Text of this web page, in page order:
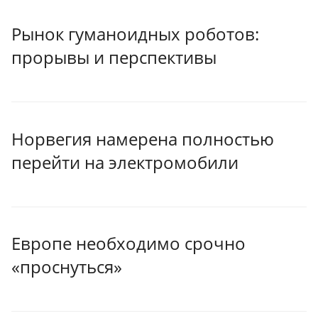
Рынок гуманоидных роботов:
прорывы и перспективы
Норвегия намерена полностью
перейти на электромобили
Европе необходимо срочно
«проснуться»